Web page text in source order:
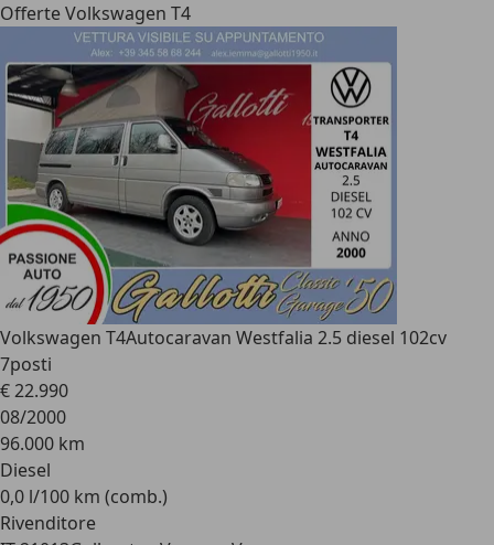
Offerte Volkswagen T4
Volkswagen T4Autocaravan Westfalia 2.5 diesel 102cv
7posti
€ 22.990
08/2000
96.000 km
Diesel
0,0 l/100 km (comb.)
Rivenditore